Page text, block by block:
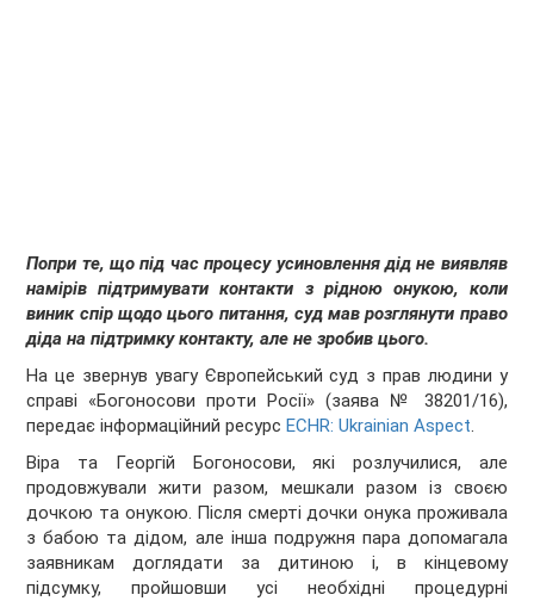
Попри те, що під час процесу усиновлення дід не виявляв
намірів підтримувати контакти з рідною онукою, коли
виник спір щодо цього питання, суд мав розглянути право
діда на підтримку контакту, але не зробив цього.
На це звернув увагу Європейський суд з прав людини у
справі «Богоносови проти Росії» (заява № 38201/16),
передає інформаційний ресурсECHR: Ukrainian Aspect.
Віра та Георгій Богоносови, які розлучилися, але
продовжували жити разом, мешкали разом із своєю
дочкою та онукою. Після смерті дочки онука проживала
з бабою та дідом, але інша подружня пара допомагала
заявникам доглядати за дитиною і, в кінцевому
підсумку, пройшовши усі необхідні процедурні